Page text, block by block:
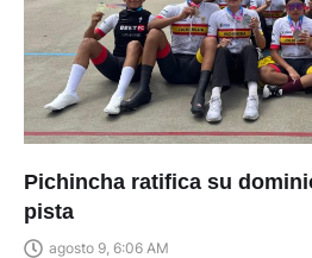
Pichincha ratifica su
pista
agosto 9, 6:06 AM